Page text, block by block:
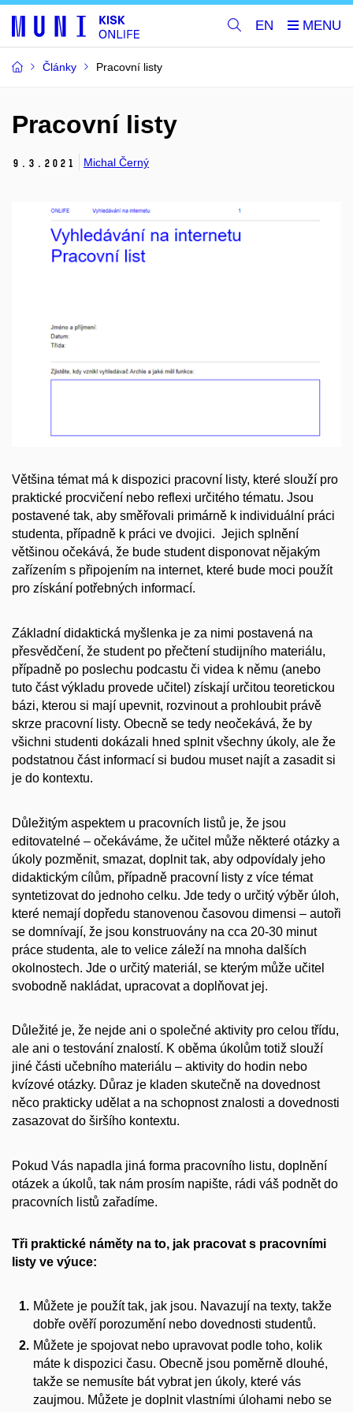
EN
Články Pracovní listy
Pracovní listy
9. 3. 2021 Michal Černý
Většina témat má k dispozici pracovní listy, které slouží pro
praktické procvičení nebo reflexi určitého tématu. Jsou
postavené tak, aby směřovali primárně k individuální práci
studenta, případně k práci ve dvojici. Jejich splnění
většinou očekává, že bude student disponovat nějakým
zařízením s připojením na internet, které bude moci použít
pro získání potřebných informací.
Základní didaktická myšlenka je za nimi postavená na
přesvědčení, že student po přečtení studijního materiálu,
případně po poslechu podcastu či videa k němu (anebo
tuto část výkladu provede učitel) získají určitou teoretickou
bázi, kterou si mají upevnit, rozvinout a prohloubit právě
skrze pracovní listy. Obecně se tedy neočekává, že by
všichni studenti dokázali hned splnit všechny úkoly, ale že
podstatnou část informací si budou muset najít a zasadit si
je do kontextu.
Důležitým aspektem u pracovních listů je, že jsou
editovatelné – očekáváme, že učitel může některé otázky a
úkoly pozměnit, smazat, doplnit tak, aby odpovídaly jeho
didaktickým cílům, případně pracovní listy z více témat
syntetizovat do jednoho celku. Jde tedy o určitý výběr úloh,
které nemají dopředu stanovenou časovou dimensi – autoři
se domnívají, že jsou konstruovány na cca 20-30 minut
práce studenta, ale to velice záleží na mnoha dalších
okolnostech. Jde o určitý materiál, se kterým může učitel
svobodně nakládat, upracovat a doplňovat jej.
Důležité je, že nejde ani o společné aktivity pro celou třídu,
ale ani o testování znalostí. K oběma úkolům totiž slouží
jiné části učebního materiálu – aktivity do hodin nebo
kvízové otázky. Důraz je kladen skutečně na dovednost
něco prakticky udělat a na schopnost znalosti a dovednosti
zasazovat do širšího kontextu.
Pokud Vás napadla jiná forma pracovního listu, doplnění
otázek a úkolů, tak nám prosím napište, rádi váš podnět do
pracovních listů zařadíme.
Tři praktické náměty na to, jak pracovat s pracovními
listy ve výuce:
Můžete je použít tak, jak jsou. Navazují na texty, takže
dobře ověří porozumění nebo dovednosti studentů.
Můžete je spojovat nebo upravovat podle toho, kolik
máte k dispozici času. Obecně jsou poměrně dlouhé,
takže se nemusíte bát vybrat jen úkoly, které vás
zaujmou. Můžete je doplnit vlastními úlohami nebo se